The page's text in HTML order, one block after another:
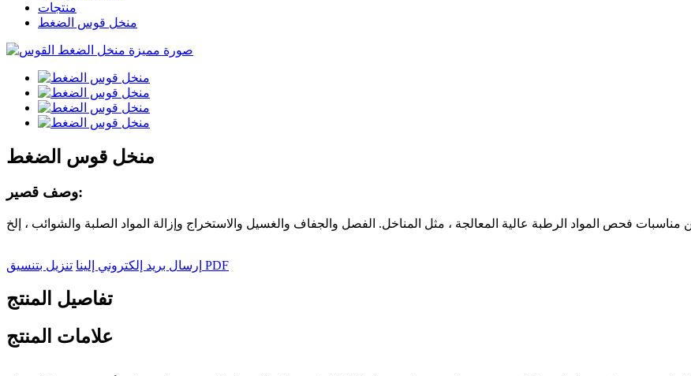
منتجات
منخل قوس الضغط
منخل قوس الضغط
وصف قصير:
إرسال بريد إلكتروني إلينا تنزيل بتنسيق PDF
تفاصيل المنتج
علامات المنتج